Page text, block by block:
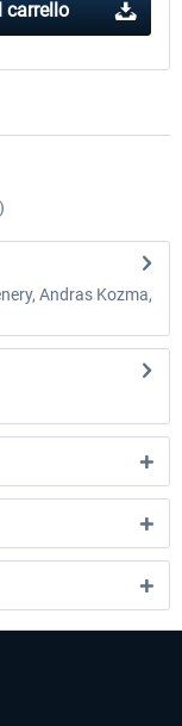
carrello
Andras Kozma,